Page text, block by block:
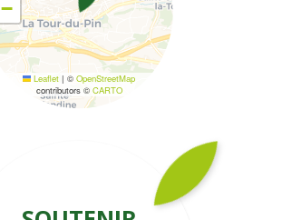
−
Leaflet | ©OpenStreetMap
contributors © CARTO